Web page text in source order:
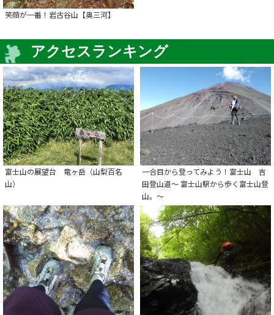
笑顔が一番！岩古谷山【奥三河】
アクセスランキング
富士山の展望台 竜ヶ岳（山梨百名
山）
一合目から登ってみよう！富士山 吉
田登山道～ 富士山駅から歩く富士山登
山。～